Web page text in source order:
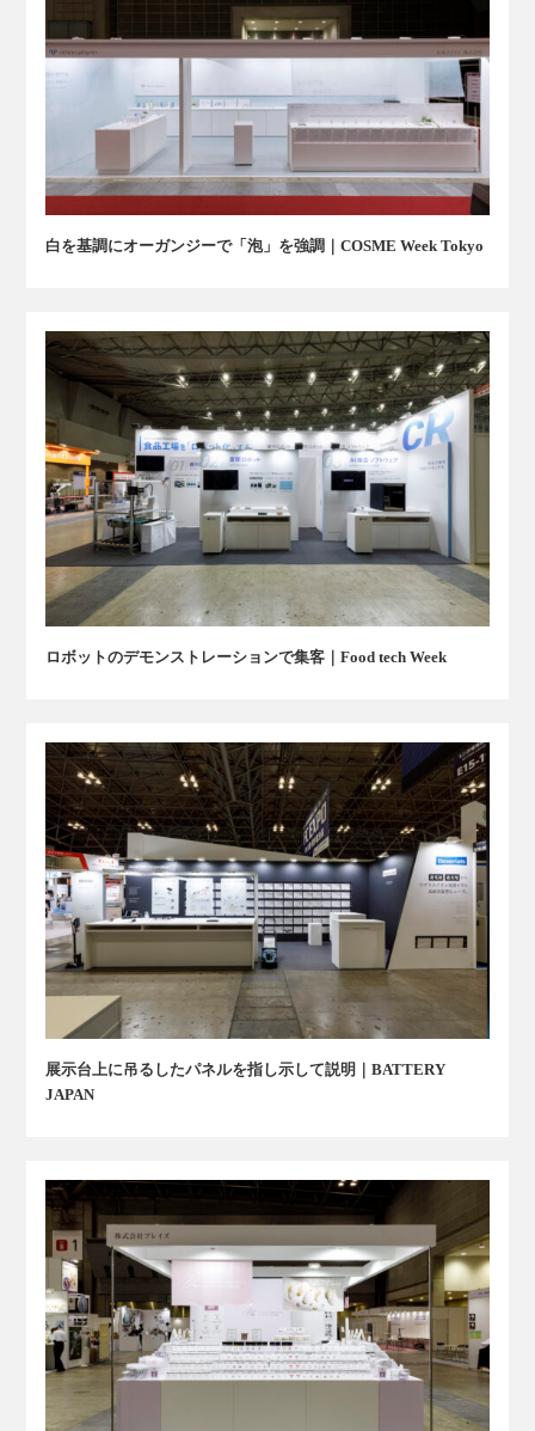
白を基調にオーガンジーで「泡」を強調｜COSME Week Tokyo
ロボットのデモンストレーションで集客｜Food tech Week
展示台上に吊るしたパネルを指し示して説明｜BATTERY
JAPAN